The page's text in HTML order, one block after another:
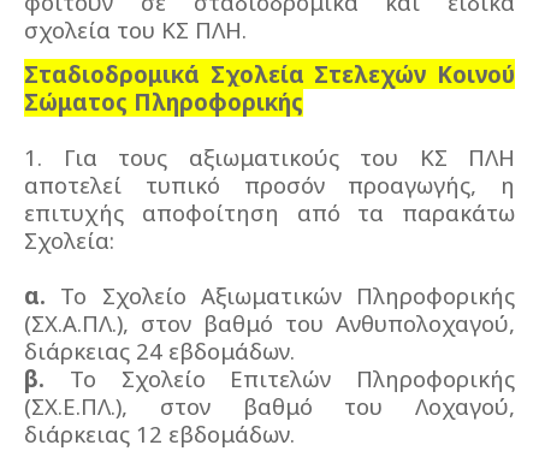
σχολεία του ΚΣ ΠΛΗ.
Σταδιοδρομικά Σχολεία Στελεχών Κοινού
Σώματος Πληροφορικής
1. Για τους αξιωματικούς του ΚΣ ΠΛΗ
αποτελεί τυπικό προσόν προαγωγής, η
επιτυχής αποφοίτηση από τα παρακάτω
Σχολεία:
α. Το Σχολείο Αξιωματικών Πληροφορικής
(ΣΧ.Α.ΠΛ.), στον βαθμό του Ανθυπολοχαγού,
διάρκειας 24 εβδομάδων.
β. Το Σχολείο Επιτελών Πληροφορικής
(ΣΧ.Ε.ΠΛ.), στον βαθμό του Λοχαγού,
διάρκειας 12 εβδομάδων.